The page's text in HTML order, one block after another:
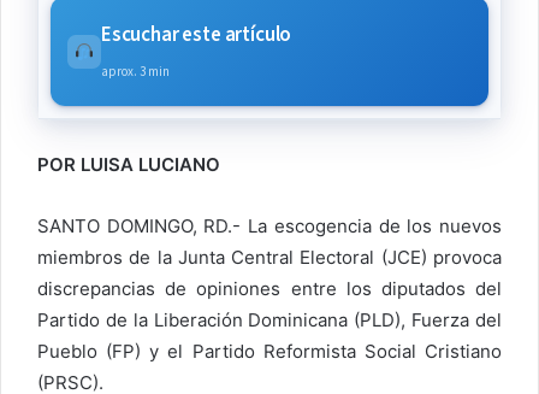
Escuchar este artículo
aprox. 3 min
POR LUISA LUCIANO
SANTO DOMINGO, RD.- La escogencia de los nuevos
miembros de la Junta Central Electoral (JCE) provoca
discrepancias de opiniones entre los diputados del
Partido de la Liberación Dominicana (PLD), Fuerza del
Pueblo (FP) y el Partido Reformista Social Cristiano
(PRSC).